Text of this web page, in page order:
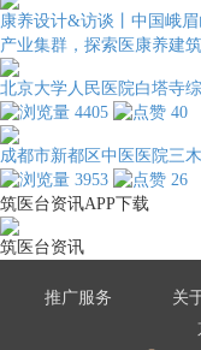
康养设计&访谈丨中国峨
产业集群，探索医康养建
北京大学人民医院白塔寺
4405
40
成都市新都区中医医院三
3953
26
筑医台资讯APP下载
筑医台资讯
推广服务 关